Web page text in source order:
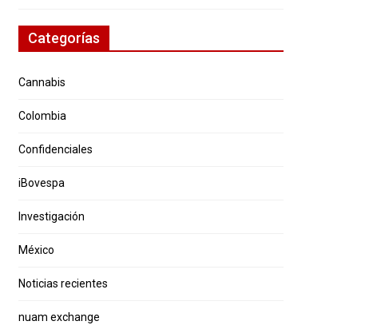
Categorías
Cannabis
Colombia
Confidenciales
iBovespa
Investigación
México
Noticias recientes
nuam exchange